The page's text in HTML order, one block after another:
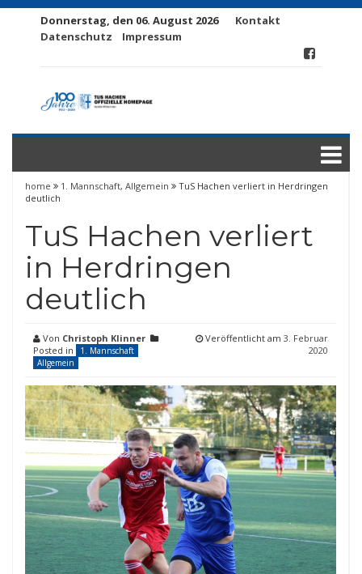
Donnerstag, den 06. August 2026
Kontakt
Datenschutz
Impressum
home 1. Mannschaft, Allgemein
TuS Hachen verliert in Herdringen
deutlich
TuS Hachen verliert
in Herdringen
deutlich
Von Christoph Klinner
Posted in
1. Mannschaft
Allgemein
Veröffentlicht am 3. Februar
2020